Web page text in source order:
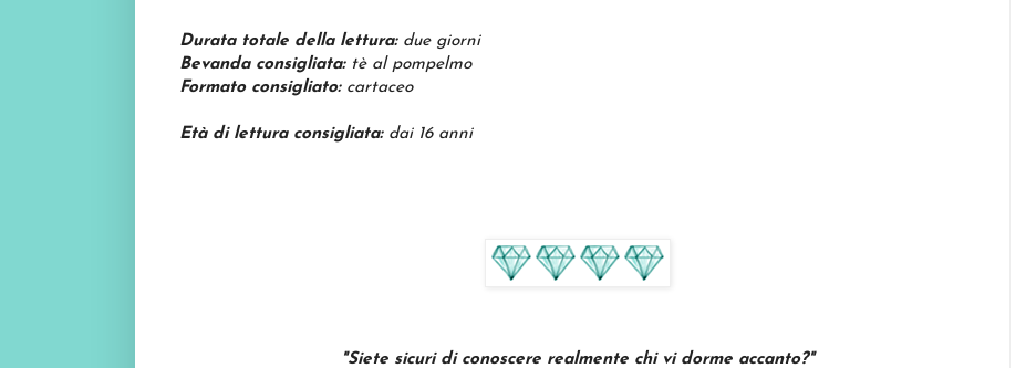
Durata totale della lettura:due giorni
Bevanda consigliata: tè al pompelmo
Formato consigliato: cartaceo
Età di lettura consigliata:dai 16 anni
"Siete sicuri di conoscere realmente chi vi dorme accanto?"